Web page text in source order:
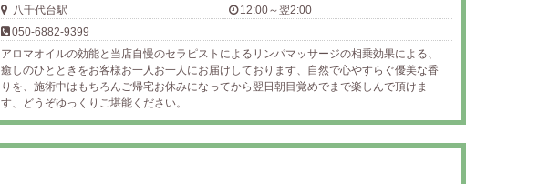
八千代台駅
12:00～翌2:00
050-6882-9399
アロマオイルの効能と当店自慢のセラピストによるリンパマッサージの相乗効果による、
癒しのひとときをお客様お一人お一人にお届けしております、自然で心やすらぐ優美な香
りを、施術中はもちろんご帰宅お休みになってから翌日朝目覚めでまで楽しんで頂けま
す、どうぞゆっくりご堪能ください。